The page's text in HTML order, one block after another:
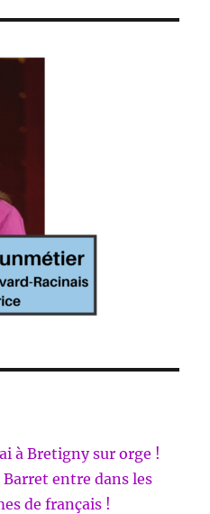
à Bretigny sur orge !
Barret entre dans les
de français !